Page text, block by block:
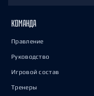
КОМАНДА
Правление
Руководство
Игровой состав
Тренеры